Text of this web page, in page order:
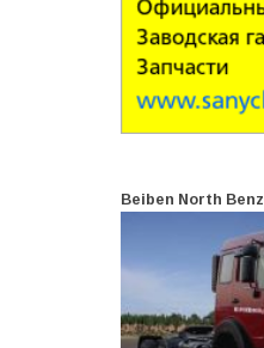
Beiben North Benz